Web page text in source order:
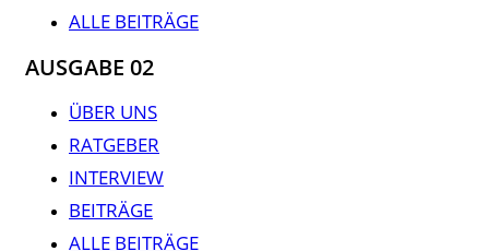
ALLE BEITRÄGE
AUSGABE 02
ÜBER UNS
RATGEBER
INTERVIEW
BEITRÄGE
ALLE BEITRÄGE